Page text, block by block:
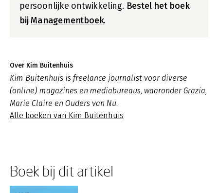
persoonlijke ontwikkeling. Bestel het boek
bijManagementboek.
Over Kim Buitenhuis
Kim Buitenhuis is freelance journalist voor diverse
(online) magazines en mediabureaus, waaronderGrazia,
Marie Claire en Ouders van Nu.
Alle boeken van Kim Buitenhuis
Boek bij dit artikel